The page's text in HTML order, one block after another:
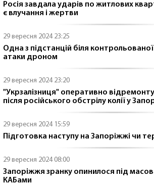
Росія завдала ударів по житлових
є влучання і жертви
29 вересня 2024 23:25
Одна з підстанцій біля
атаки дроном
29 вересня 2024 23:20
"Укрзалізниця" оперативно
після російського обстрілу колії у
29 вересня 2024 15:59
Підготовка наступу на Запоріжжі чи
29 вересня 2024 08:00
Запоріжжя зранку опинилося під
КАБами